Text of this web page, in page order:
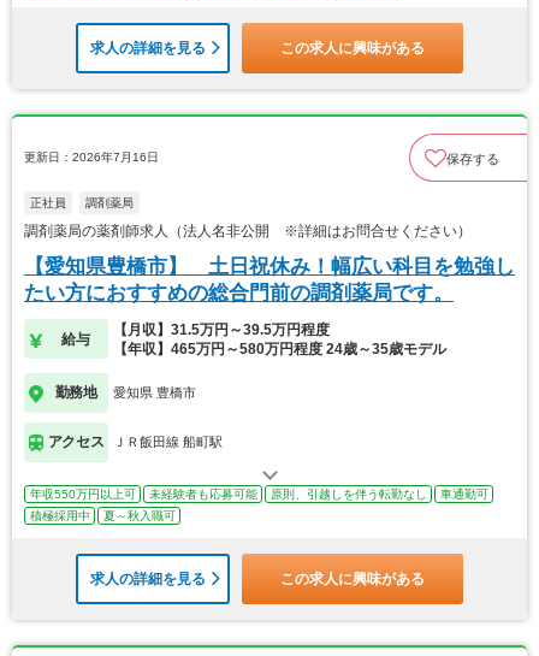
求人の詳細を見る この求人に興味がある
更新日：2026年7月16日 保存する
正社員 調剤薬局
調剤薬局の薬剤師求人（法人名非公開 ※詳細はお問合せください）
【愛知県豊橋市】 土日祝休み！幅広い科目を勉強し
たい方におすすめの総合門前の調剤薬局です。
給与
【月収】31.5万円～39.5万円程度
【年収】465万円～580万円程度 24歳～35歳モデル
勤務地 愛知県 豊橋市
アクセス ＪＲ飯田線 船町駅
年収550万円以上可 未経験者も応募可能 原則、引越しを伴う転勤なし
車通勤可
積極採用中
夏～秋入職可
求人の詳細を見る この求人に興味がある